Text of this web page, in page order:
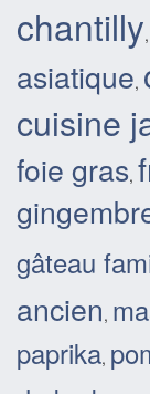
chantilly,
asiatique,
cuisine
foie gras,
gâteau
ancien,
paprika,